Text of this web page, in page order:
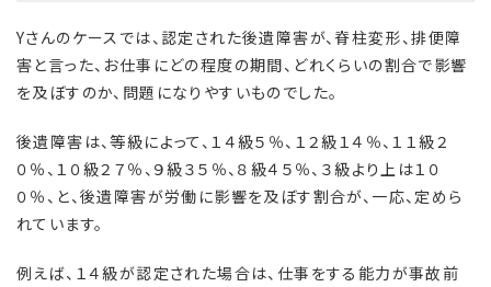
Yさんのケースでは、認定された後遺障害が、脊柱変形、排便障
害と言った、お仕事にどの程度の期間、どれくらいの割合で影響
を及ぼすのか、問題になりやすいものでした。
後遺障害は、等級によって、１４級５％、１２級１４％、１１級２
０％、１０級２７％、９級３５％、８級４５％、３級より上は１０
０％、と、後遺障害が労働に影響を及ぼす割合が、一応、定めら
れています。
例えば、１４級が認定された場合は、仕事をする能力が事故前